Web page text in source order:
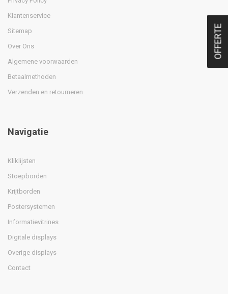
Klantenservice
Sitemap
Over Ons
Algemene voorwaarden
Betaalmethoden
Verzenden en retourneren
Navigatie
Kliklijsten
Stoepborden
Krijtborden
Postersystemen
Informatievitrines
Digitale displays
Overige displays
Contact
OFFERTE